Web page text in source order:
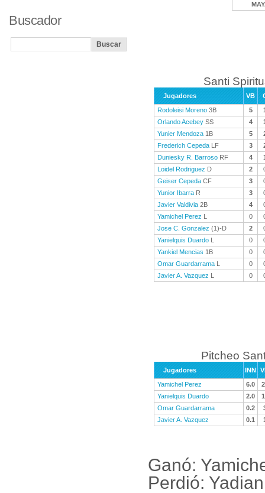
Santi
Jugadores VB
Rodoleisi Moreno 3B 5
Orlando Acebey SS 4
Yunier Mendoza 1B 5
Frederich Cepeda LF 3
Duniesky R. Barroso RF 4
Loidel Rodriguez D 2
Geiser Cepeda CF 3
Yunior Ibarra R 3
Javier Valdivia 2B 4
Yamichel Perez L 0
Jose C. Gonzalez (1)-D 2
Yanielquis Duardo L 0
Yankiel Mencias 1B 0
Omar Guardarrama L 0
Javier A. Vazquez L 0
Pitcheo
Jugadores INN
Yamichel Perez
6.0
Yanielquis Duardo
2.0
Omar Guardarrama
0.2
Javier A. Vazquez
0.1
Ganó:
Perdió:
Buscador